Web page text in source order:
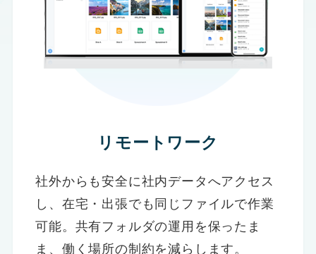
リモートワーク
社外からも安全に社内データへアクセス
し、在宅・出張でも同じファイルで作業
可能。共有フォルダの運用を保ったま
ま、働く場所の制約を減らします。